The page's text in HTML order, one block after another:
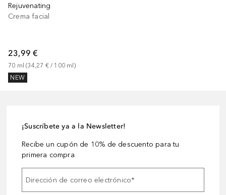
Rejuvenating
Crema facial
23,99 €
70 ml (34,27 € / 100 ml )
NEW
¡Suscríbete ya a la Newsletter!
Recibe un cupón de 10% de descuento para tu
primera compra
Dirección de correo electrónico*